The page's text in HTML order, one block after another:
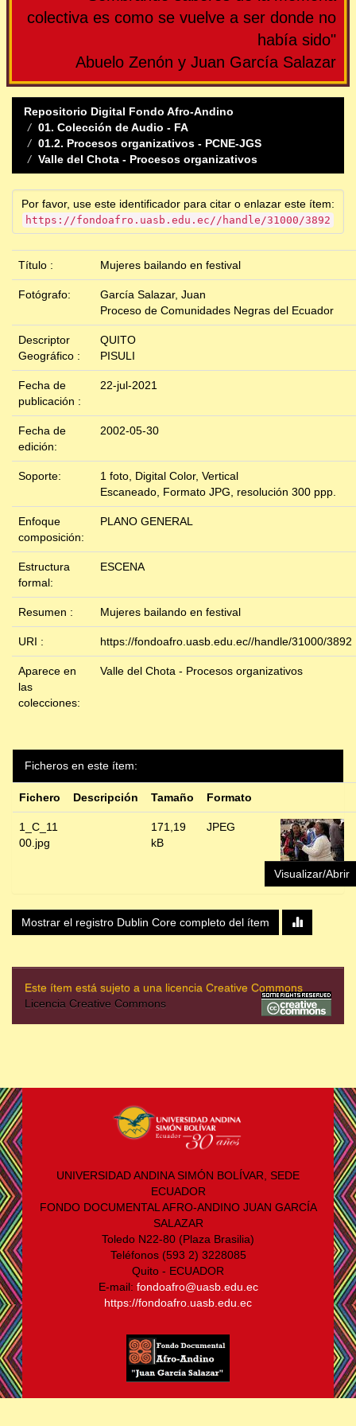
colectiva es como se vuelve a ser donde no
había sido"
Abuelo Zenón y Juan García Salazar
Repositorio Digital Fondo Afro-Andino
01. Colección de Audio - FA
01.2. Procesos organizativos - PCNE-JGS
Valle del Chota - Procesos organizativos
Por favor, use este identificador para citar o enlazar este ítem:
https://fondoafro.uasb.edu.ec//handle/31000/3892
Título : Mujeres bailando en festival
Fotógrafo:
García Salazar, Juan
Proceso de Comunidades Negras del Ecuador
Descriptor
Geográfico :
QUITO
PISULI
Fecha de
publicación :
22-jul-2021
Fecha de
edición:
2002-05-30
Soporte:
1 foto, Digital Color, Vertical
Escaneado, Formato JPG, resolución 300 ppp.
Enfoque
composición:
PLANO GENERAL
Estructura
formal:
ESCENA
Resumen : Mujeres bailando en festival
URI : https://fondoafro.uasb.edu.ec//handle/31000/3892
Aparece en
las
colecciones:
Valle del Chota - Procesos organizativos
Ficheros en este ítem:
Fichero Descripción Tamaño Formato
1_C_11
00.jpg
171,19
kB
JPEG
Visualizar/Abrir
Mostrar el registro Dublin Core completo del ítem
Este ítem está sujeto a una licencia Creative Commons
Licencia Creative Commons
UNIVERSIDAD ANDINA SIMÓN BOLÍVAR, SEDE
ECUADOR
FONDO DOCUMENTAL AFRO-ANDINO JUAN GARCÍA
SALAZAR
Toledo N22-80 (Plaza Brasilia)
Teléfonos (593 2) 3228085
Quito - ECUADOR
E-mail: fondoafro@uasb.edu.ec
https://fondoafro.uasb.edu.ec